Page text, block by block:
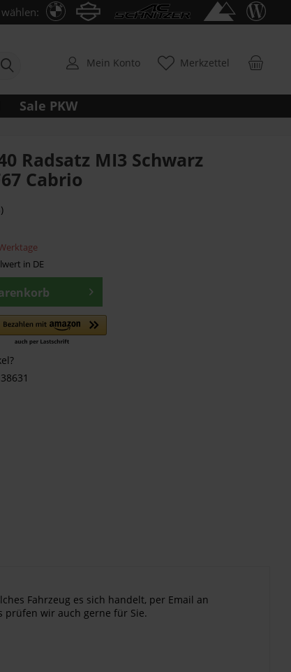
Merkzettel
Mein Konto
Sale PKW
Radsatz MI3 Schwarz
Cabrio
in DE
Fahrzeug es sich handelt, per Email an
prüfen wir auch gerne für Sie.